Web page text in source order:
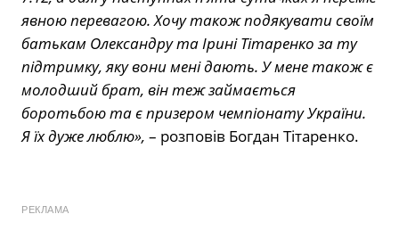
явною перевагою. Хочу також подякувати своїм
батькам Олександру та Ірині Тітаренко за ту
підтримку, яку вони мені дають. У мене також є
молодший брат, він теж займається
боротьбою та є призером чемпіонату України.
Я їх дуже люблю», – розповів Богдан Тітаренко.
РЕКЛАМА